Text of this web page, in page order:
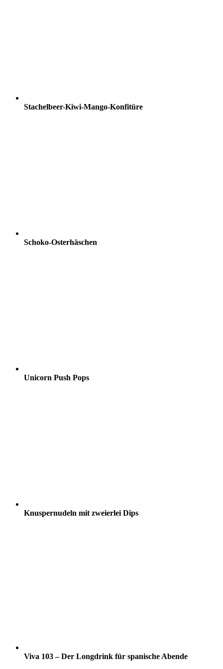
Stachelbeer-Kiwi-Mango-Konfitüre
Schoko-Osterhäschen
Unicorn Push Pops
Knuspernudeln mit zweierlei Dips
Viva 103 – Der Longdrink für spanische Abende